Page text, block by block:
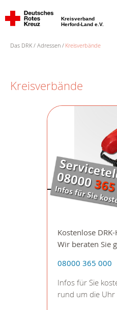
Kreisverband
Herford-Land e.V.
Das DRK Adressen Kreisverbände
Kreisverbände
Kostenlose
Wir beraten Sie
08000 365 000
Infos für Sie
rund um die Uhr